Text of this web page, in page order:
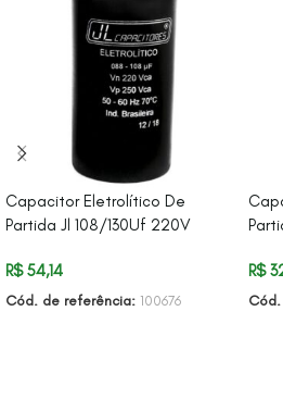
Capacitor Eletrolítico De
Partida Jl 108/130Uf 220V
R$54,14
Cód. de referência: 100676
R$